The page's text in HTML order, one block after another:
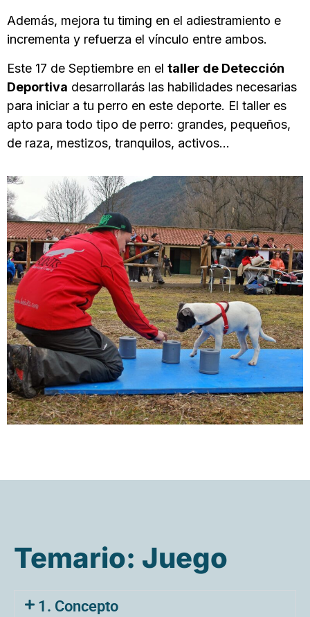
Además, mejora tu timing en el adiestramiento e
incrementa y refuerza el vínculo entre ambos.
Este 17 de Septiembre en el taller de Detección
Deportiva desarrollarás las habilidades necesarias
para iniciar a tu perro en este deporte. El taller es
apto para todo tipo de perro: grandes, pequeños,
de raza, mestizos, tranquilos, activos…
Temario: Juego
1. Concepto